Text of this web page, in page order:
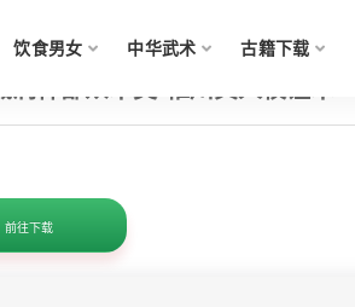
饮食男女 中华武术 古籍下载
前往下载